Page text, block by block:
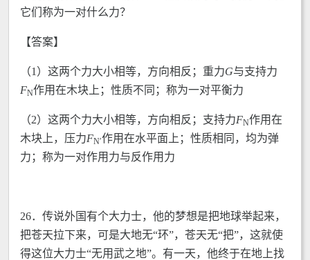
它们称为一对什么力？
【答案】
（1）这两个力大小相等，方向相反；重力G与支持力
FN作用在木块上；性质不同；称为一对平衡力
（2）这两个力大小相等，方向相反；支持力FN作用在
木块上，压力FNʹ作用在水平面上；性质相同，均为弹
力；称为一对作用力与反作用力
26．传说外国有个大力士，他的梦想是把地球举起来，
把苍天拉下来，可是大地无“环”，苍天无“把”，这就使
得这位大力士“无用武之地”。有一天，他终于在地上找